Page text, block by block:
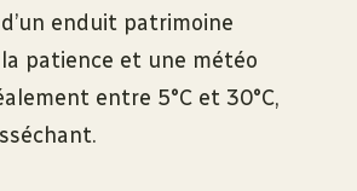
enduit patrimoine
patience et une météo
entre 5°C et 30°C,